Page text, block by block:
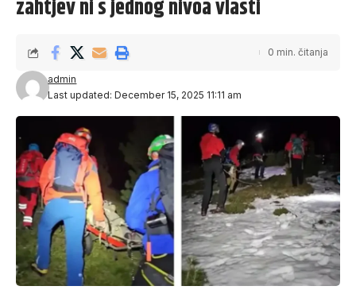
zahtjev ni s jednog nivoa vlasti
Last updated: December 15, 2025 11:11 am
admin
0 min. čitanja